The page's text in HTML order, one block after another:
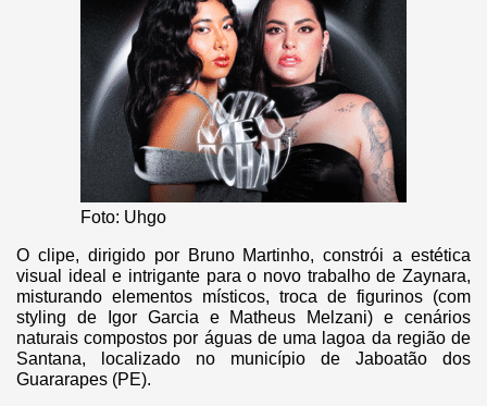
Foto: Uhgo
O clipe, dirigido por Bruno Martinho, constrói a estética
visual ideal e intrigante para o novo trabalho de Zaynara,
misturando elementos místicos, troca de figurinos (com
styling de Igor Garcia e Matheus Melzani) e cenários
naturais compostos por águas de uma lagoa da região de
Santana, localizado no município de Jaboatão dos
Guararapes (PE).